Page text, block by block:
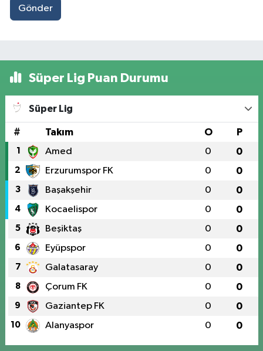
Gönder
Süper Lig Puan Durumu
Süper Lig
# Takım O P
1 Amed 0 0
2 Erzurumspor FK 0 0
3 Başakşehir 0 0
4 Kocaelispor 0 0
5 Beşiktaş 0 0
6 Eyüpspor 0 0
7 Galatasaray 0 0
8 Çorum FK 0 0
9 Gaziantep FK 0 0
10 Alanyaspor 0 0